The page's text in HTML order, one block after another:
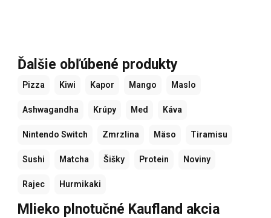
Ďalšie obľúbené produkty
Pizza Kiwi Kapor Mango Maslo
Ashwagandha Krúpy Med Káva
Nintendo Switch Zmrzlina Mäso Tiramisu
Sushi Matcha Šišky Protein Noviny
Rajec Hurmikaki
Mlieko plnotučné Kaufland akcia